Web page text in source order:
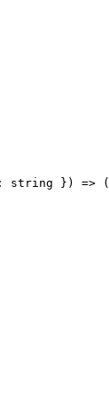
string }) => (